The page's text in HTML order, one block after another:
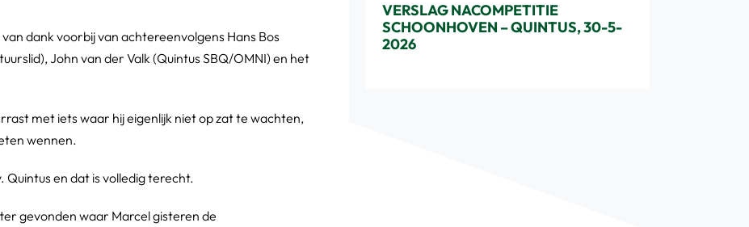
dank voorbij van achtereenvolgens Hans Bos
John van der Valk (Quintus SBQ/OMNI) en het
met iets waar hij eigenlijk niet op zat te wachten,
wennen.
Quintus en dat is volledig terecht.
gevonden waar Marcel gisteren de
VERSLAG NACOMPETITIE
SCHOONHOVEN – QUINTUS, 30-5-
2026